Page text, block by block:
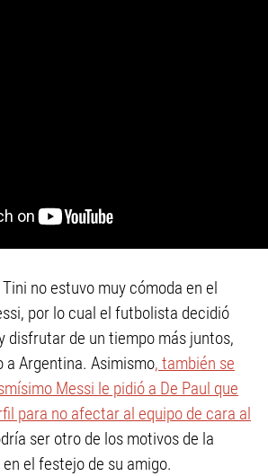
no estuvo muy cómoda en el
por lo cual el futbolista decidió
disfrutar de un tiempo más juntos,
a Argentina. Asimismo, también se
Messi le pidió a De Paul que
para no afectar al equipo de cara al
ser otro de los motivos de la
el festejo de su amigo.